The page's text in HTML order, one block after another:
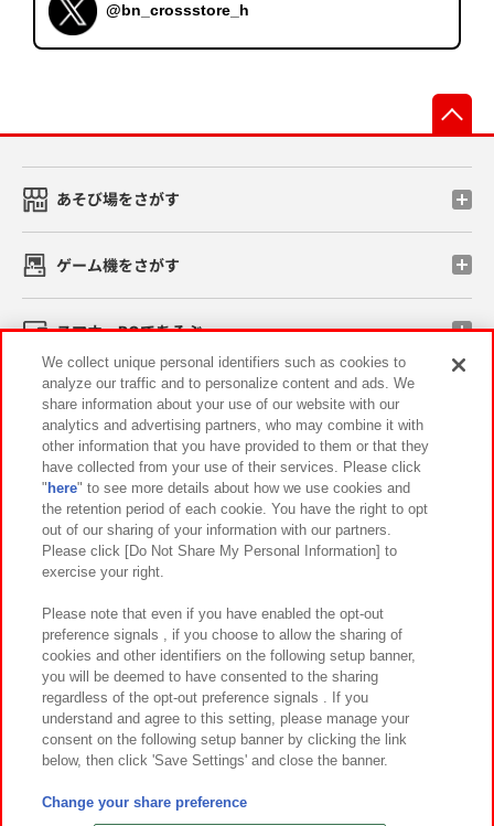
@bn_crossstore_h
あそび場をさがす
ゲーム機をさがす
スマホ・PCであそぶ
イベント・キャンペーン
関連会社 サステナビリティ サイトポリシー
プライバシーポリシー ウェブアクセシビリティ方針と検証結果
お取引先さまとともに
カスタマーハラスメント対応方針 よくあるご質問・お問い合わせ
©Bandai Namco Amusement Inc.
©Bandai Namco Amusement Lab Inc.
We collect unique personal identifiers such as cookies to
analyze our traffic and to personalize content and ads. We
share information about your use of our website with our
analytics and advertising partners, who may combine it with
other information that you have provided to them or that they
have collected from your use of their services. Please click
" here" to see more details about how we use cookies and
the retention period of each cookie. You have the right to opt
out of our sharing of your information with our partners.
Please click [Do Not Share My Personal Information] to
exercise your right.
Please note that even if you have enabled the opt-out
preference signals , if you choose to allow the sharing of
cookies and other identifiers on the following setup banner,
you will be deemed to have consented to the sharing
regardless of the opt-out preference signals . If you
understand and agree to this setting, please manage your
consent on the following setup banner by clicking the link
below, then click 'Save Settings' and close the banner.
Change your share preference